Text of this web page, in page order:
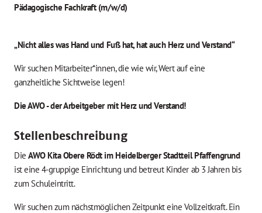
Pädagogische Fachkraft (m/w/d)
„Nicht alles was Hand und Fuß hat, hat auch Herz und Verstand“
Wir suchen Mitarbeiter*innen, die wie wir, Wert auf eine
ganzheitliche Sichtweise legen!
Die AWO - der Arbeitgeber mit Herz und Verstand!
Stellenbeschreibung
DieAWO Kita Obere Rödt im Heidelberger Stadtteil Pfaffengrund
ist eine 4-gruppige Einrichtung und betreut Kinder ab 3 Jahren bis
zum Schuleintritt.
Wir suchen zum nächstmöglichen Zeitpunkt eine Vollzeitkraft. Ein